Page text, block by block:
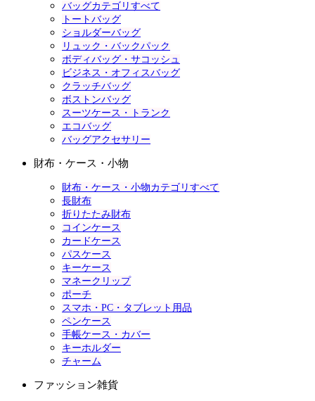
バッグカテゴリすべて
トートバッグ
ショルダーバッグ
リュック・バックパック
ボディバッグ・サコッシュ
ビジネス・オフィスバッグ
クラッチバッグ
ボストンバッグ
スーツケース・トランク
エコバッグ
バッグアクセサリー
財布・ケース・小物
財布・ケース・小物カテゴリすべて
長財布
折りたたみ財布
コインケース
カードケース
パスケース
キーケース
マネークリップ
ポーチ
スマホ・PC・タブレット用品
ペンケース
手帳ケース・カバー
キーホルダー
チャーム
ファッション雑貨